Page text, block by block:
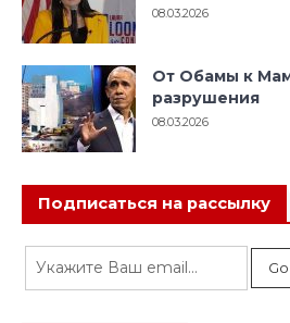
08.03.2026
От Обамы к
разрушения
08.03.2026
Подписаться на рассылку